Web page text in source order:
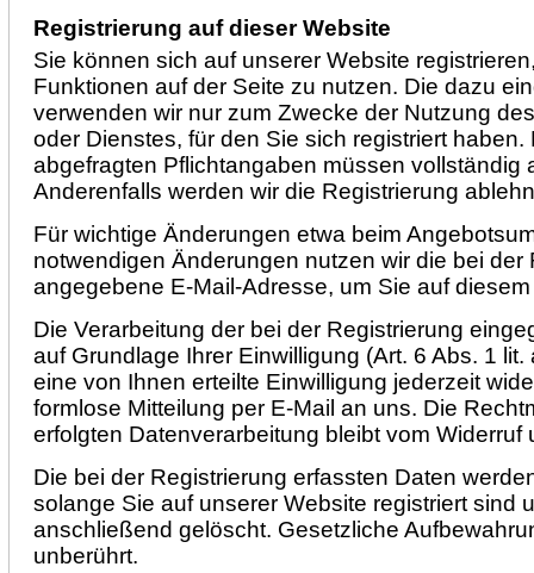
Registrierung auf dieser Website
Sie können sich auf unserer Website
Funktionen auf der Seite zu nutzen. Die dazu
verwenden wir nur zum Zwecke der Nutzung
oder Dienstes, für den Sie sich registriert
abgefragten Pflichtangaben müssen vollständig
Anderenfalls werden wir die Registrierung
Für wichtige Änderungen etwa beim
notwendigen Änderungen nutzen wir die bei der
angegebene E-Mail-Adresse, um Sie auf
Die Verarbeitung der bei der Registrierung
auf Grundlage Ihrer Einwilligung (Art. 6 Abs. 1
eine von Ihnen erteilte Einwilligung jederzeit
formlose Mitteilung per E-Mail an uns. Die
erfolgten Datenverarbeitung bleibt vom Widerruf
Die bei der Registrierung erfassten Daten
solange Sie auf unserer Website registriert sind
anschließend gelöscht. Gesetzliche
unberührt.